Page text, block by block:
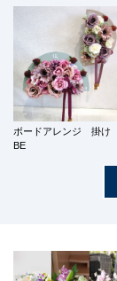
ボードアレンジ 掛け
BE